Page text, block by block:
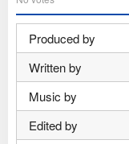
Produced by
Written by
Music by
Edited by